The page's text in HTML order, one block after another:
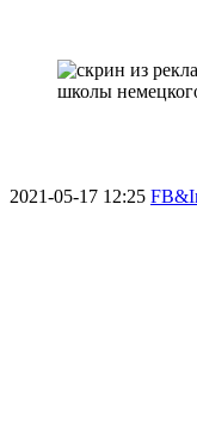
2021-05-17 12:25